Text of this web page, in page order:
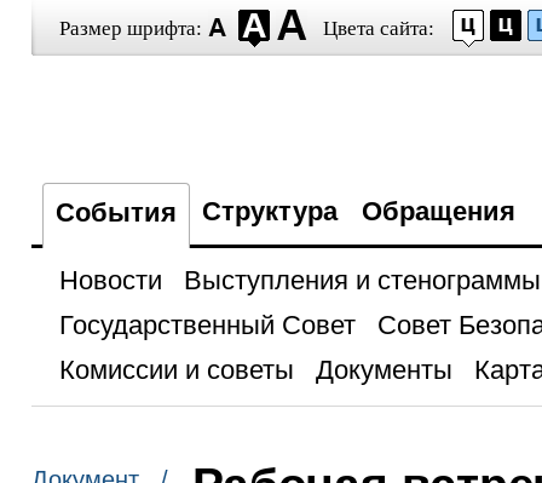
Размер шрифта: Цвета сайта:
События Структура Обращения
Новости
Выступления и стенограммы
Государственный Совет
Совет
Комиссии и советы
Документы